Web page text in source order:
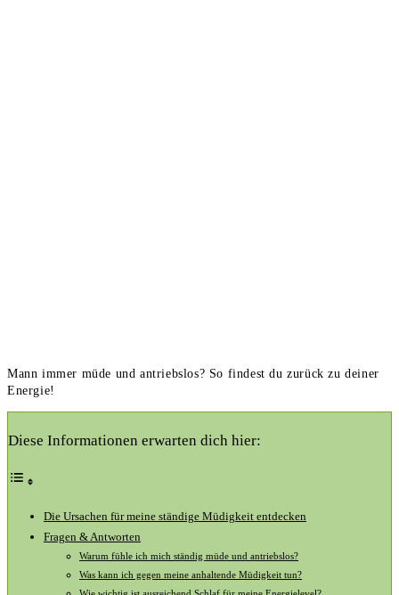
Mann immer müde und antriebslos? So findest du zurück zu deiner
Energie!
Diese Informationen erwarten dich hier:
Die Ursachen für meine ständige Müdigkeit entdecken
Fragen & Antworten
Warum fühle ich mich ständig müde und antriebslos?
Was kann ich gegen meine anhaltende Müdigkeit tun?